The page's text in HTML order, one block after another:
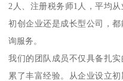
2人、注册税务师1人，平均
初创企业还是成长型公司，
询服务。
我们的团队成员不仅具备扎
累了丰富经验。从企业设立